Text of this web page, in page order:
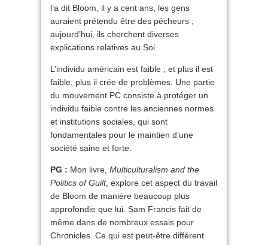
l’a dit Bloom, il y a cent ans, les gens
auraient prétendu être des pécheurs ;
aujourd’hui, ils cherchent diverses
explications relatives au Soi.
L’individu américain est faible ; et plus il est
faible, plus il crée de problèmes. Une partie
du mouvement PC consiste à protéger un
individu faible contre les anciennes normes
et institutions sociales, qui sont
fondamentales pour le maintien d’une
société saine et forte.
PG : Mon livre, Multiculturalism and the
Politics of Guilt, explore cet aspect du travail
de Bloom de manière beaucoup plus
approfondie que lui. Sam Francis fait de
même dans de nombreux essais pour
Chronicles. Ce qui est peut-être différent